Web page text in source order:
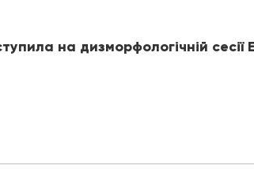
на дизморфологічній сесії